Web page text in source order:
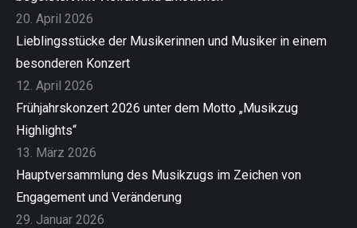
20. April 2026
Lieblingsstücke der Musikerinnen und Musiker in einem
besonderen Konzert
12. April 2026
Frühjahrskonzert 2026 unter dem Motto „Musikzug
Highlights“
13. März 2026
Hauptversammlung des Musikzugs im Zeichen von
Engagement und Veränderung
29. Januar 2026